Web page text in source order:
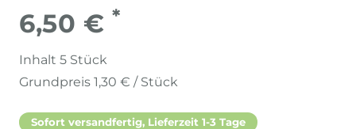
6,50 € *
Inhalt 5 Stück
Grundpreis 1,30 € / Stück
Sofort versandfertig, Lieferzeit 1-3 Tage